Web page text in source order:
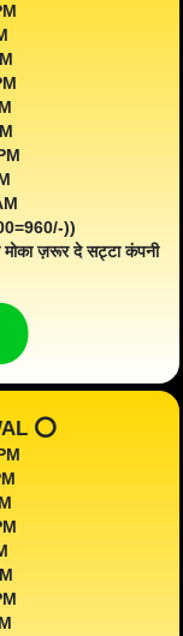
))
मोका ज़रूर दे सट्टा कंपनी
⭕️